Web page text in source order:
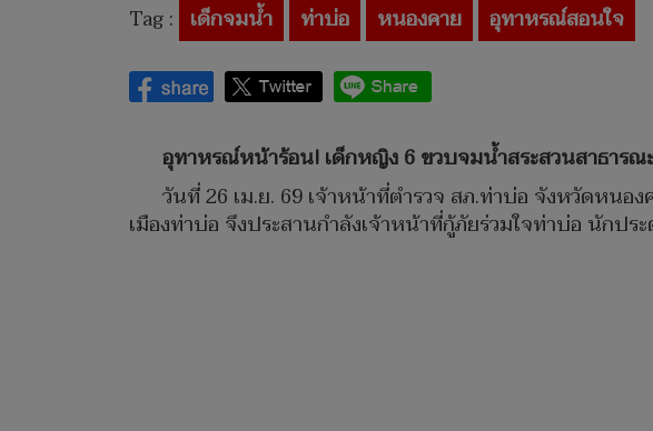
Tag : เด็กจมน้ำ ท่าบ่อ หนองคาย อุทาหรณ์สอนใจ
อุทาหรณ์หน้าร้อน! เด็กหญิง 6 ขวบจมน้ำสระสวนสาธา
วันที่ 26 เม.ย. 69 เจ้าหน้าที่ตำรวจ สภ.ท่าบ่อ จังหวัดหนอ
เมืองท่าบ่อ จึงประสานกำลังเจ้าหน้าที่กู้ภัยร่วมใจท่าบ่อ นักปร